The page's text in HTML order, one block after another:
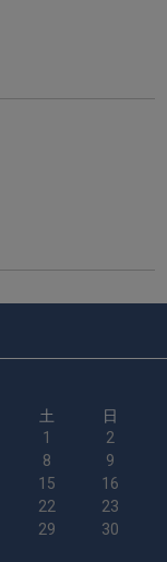
土 日
1
2
8
9
15
16
22
23
29
30